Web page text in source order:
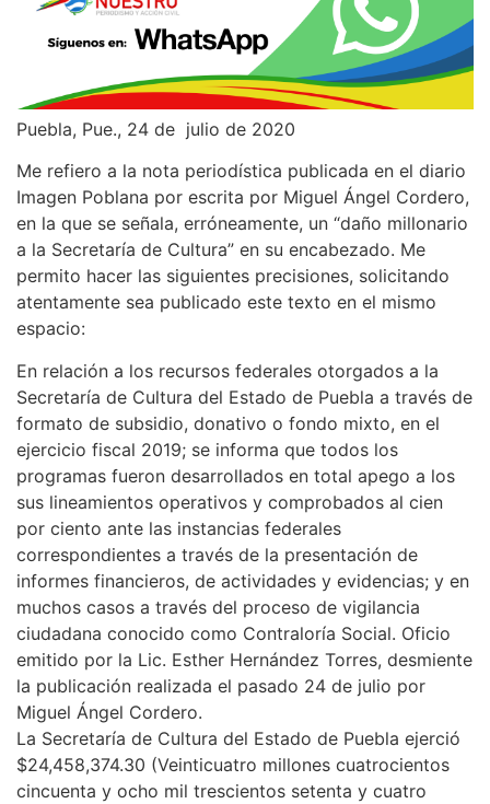
Puebla, Pue., 24 de julio de 2020
Me refiero a la nota periodística publicada en el diario
Imagen Poblana por escrita por Miguel Ángel Cordero,
en la que se señala, erróneamente, un “daño millonario
a la Secretaría de Cultura” en su encabezado. Me
permito hacer las siguientes precisiones, solicitando
atentamente sea publicado este texto en el mismo
espacio:
En relación a los recursos federales otorgados a la
Secretaría de Cultura del Estado de Puebla a través de
formato de subsidio, donativo o fondo mixto, en el
ejercicio fiscal 2019; se informa que todos los
programas fueron desarrollados en total apego a los
sus lineamientos operativos y comprobados al cien
por ciento ante las instancias federales
correspondientes a través de la presentación de
informes financieros, de actividades y evidencias; y en
muchos casos a través del proceso de vigilancia
ciudadana conocido como Contraloría Social. Oficio
emitido por la Lic. Esther Hernández Torres, desmiente
la publicación realizada el pasado 24 de julio por
Miguel Ángel Cordero.
La Secretaría de Cultura del Estado de Puebla ejerció
$24,458,374.30 (Veinticuatro millones cuatrocientos
cincuenta y ocho mil trescientos setenta y cuatro